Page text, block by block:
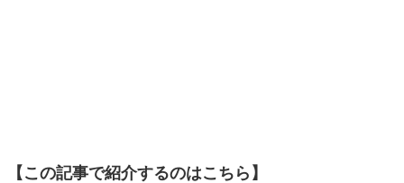
【この記事で紹介するのはこちら】